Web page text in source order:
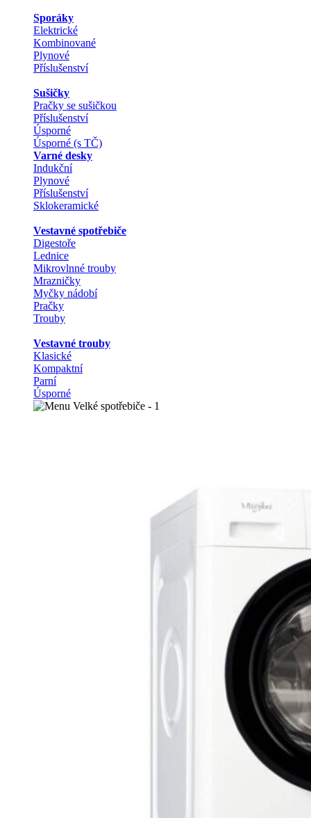
Sporáky
Elektrické
Kombinované
Plynové
Příslušenství
Sušičky
Pračky se sušičkou
Příslušenství
Úsporné
Úsporné (s TČ)
Varné desky
Indukční
Plynové
Příslušenství
Sklokeramické
Vestavné spotřebiče
Digestoře
Lednice
Mikrovlnné trouby
Mrazničky
Myčky nádobí
Pračky
Trouby
Vestavné trouby
Klasické
Kompaktní
Parní
Úsporné